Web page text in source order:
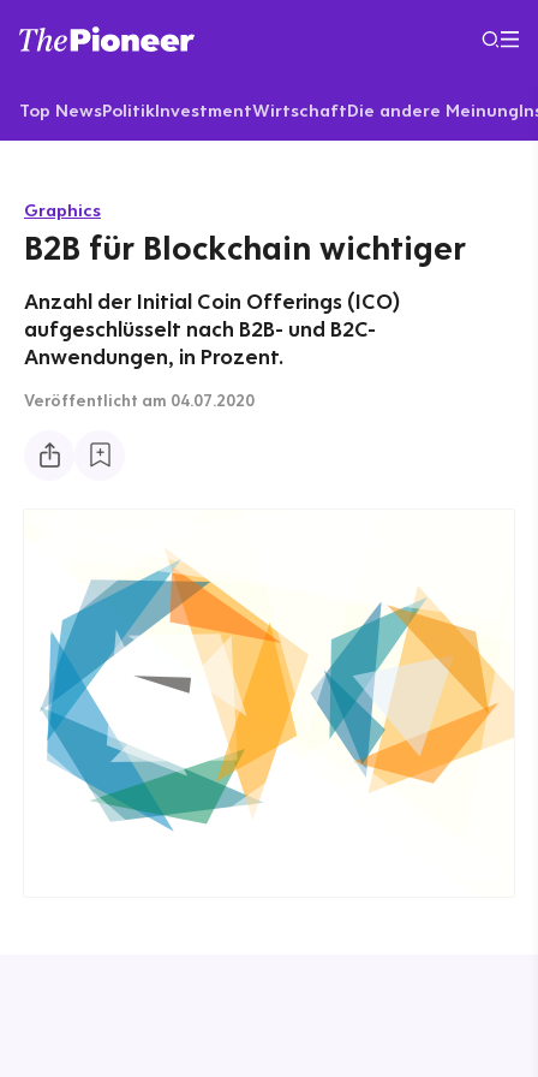
Top NewsPolitikInvestmentWirtschaftDie andere Meinung
Graphics
B2B für Blockchain wichtiger
Anzahl der Initial Coin Offerings (ICO)
aufgeschlüsselt nach B2B- und B2C-
Anwendungen, in Prozent.
Veröffentlicht am 04.07.2020